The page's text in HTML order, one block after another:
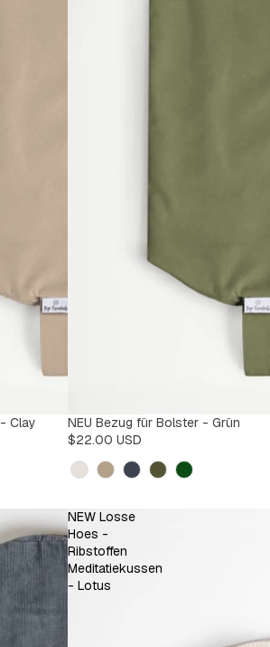
Clay
NEU Bezug für Bolster - Grün
$22.00 USD
Kleur
NEW Losse
Hoes -
Ribstoffen
Meditatiekussen
- Lotus